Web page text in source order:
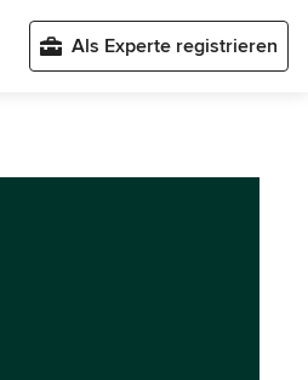
Als Experte registrieren